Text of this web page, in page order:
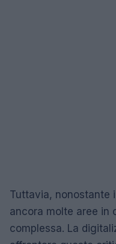
Tuttavia, nonostante
ancora molte aree in
complessa. La